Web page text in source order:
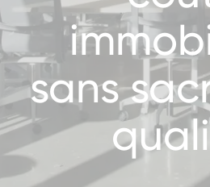
sans